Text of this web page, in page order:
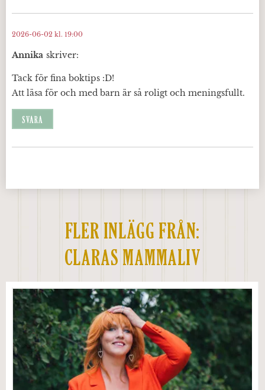
Annika skriver:
2026-06-02 kl. 19:00
Tack för fina boktips :D!
Att läsa för och med barn är så roligt och meningsfullt.
SVARA
FLER INLÄGG FRÅN:
CLARAS MAMMALIV